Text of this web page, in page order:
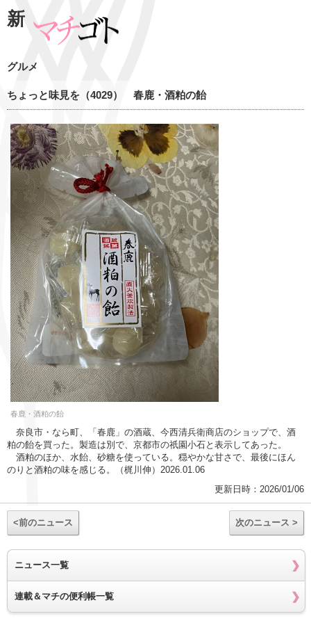
新
グルメ
ちょっと味見を（4029） 春鹿・酒粕の飴
春鹿・酒粕の飴
奈良市・なら町、「春鹿」の酒蔵、今西清兵衛商店のショップで、酒
粕の飴を買った。製造は別で、京都市の祇園小石と表示してあった。
酒粕のほか、水飴、砂糖を使っている。穏やかな甘さで、最後にほん
のりと酒粕の味を感じる。（梶川伸）2026.01.06
更新日時：2026/01/06
<前のニュース 次のニュース >
ニュース一覧
連載＆マチの便利帳一覧